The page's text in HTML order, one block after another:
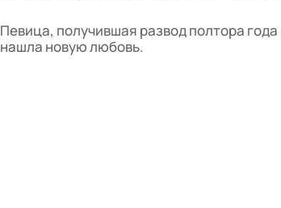
Певица, получившая развод полтора года
нашла новую любовь.